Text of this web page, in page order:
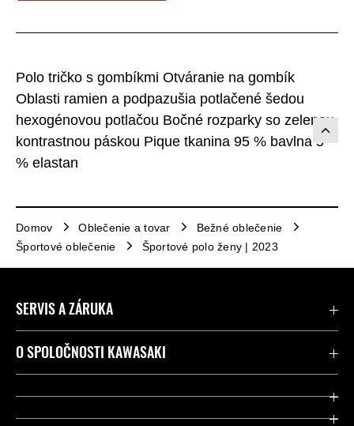
Polo tričko s gombíkmi Otváranie na gombík
Oblasti ramien a podpazušia potlačené šedou
hexogénovou potlačou Bočné rozparky so zelenou
kontrastnou páskou Pique tkanina 95 % bavlna 5
% elastan
Domov Oblečenie a tovar
Bežné oblečenie
Športové oblečenie
Športové polo ženy | 2023
SERVIS A ZÁRUKA
Kontaktujte nás
Legálny
O SPOLOČNOSTI KAWASAKI
Spoločnosť